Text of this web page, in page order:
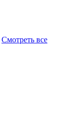
Смотреть все